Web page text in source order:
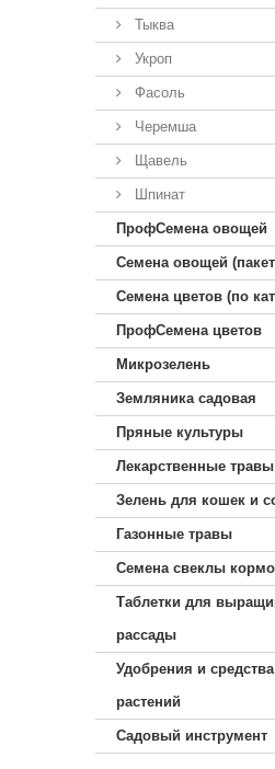
Тыква
Укроп
Фасоль
Черемша
Щавель
Шпинат
ПрофСемена овощей
Семена овощей (пакет
Семена цветов (по
ПрофСемена цветов
Микрозелень
Земляника садовая
Пряные культуры
Лекарственные травы
Зелень для кошек и
Газонные травы
Семена свеклы
Таблетки для
рассады
Удобрения и
растений
Садовый инструмент